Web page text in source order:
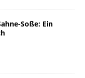
Soße: Ein